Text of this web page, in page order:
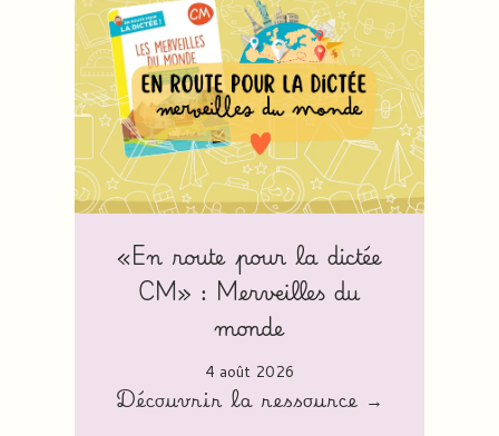
«En route pour la dictée
CM» : Merveilles du
monde
4 août 2026
Découvrir la ressource →